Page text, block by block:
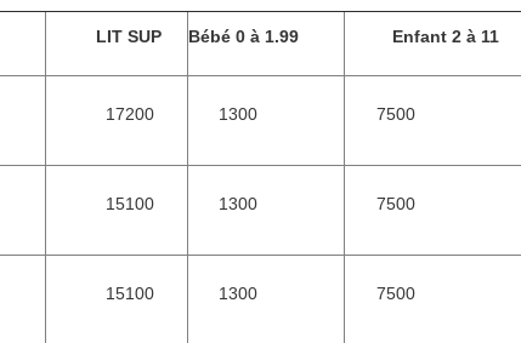
LIT SUP Bébé 0 à 1.99 Enfant 2 à11
17200 1300 7500
15100 1300 7500
15100 1300 7500